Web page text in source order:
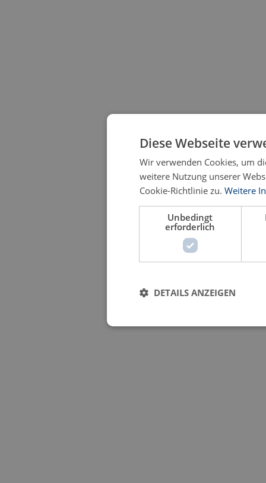
Diese Webseite
Wir verwenden Cookies, um
weitere Nutzung unserer
Cookie-Richtlinie zu. Weitere
Unbedingt
erforderlich
DETAILS ANZEIGEN